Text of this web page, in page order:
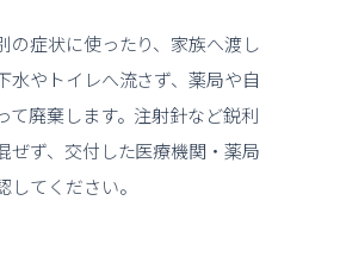
の症状に使ったり、家族へ渡し
水やトイレへ流さず、薬局や自
て廃棄します。注射針など鋭利
ぜず、交付した医療機関・薬局
してください。